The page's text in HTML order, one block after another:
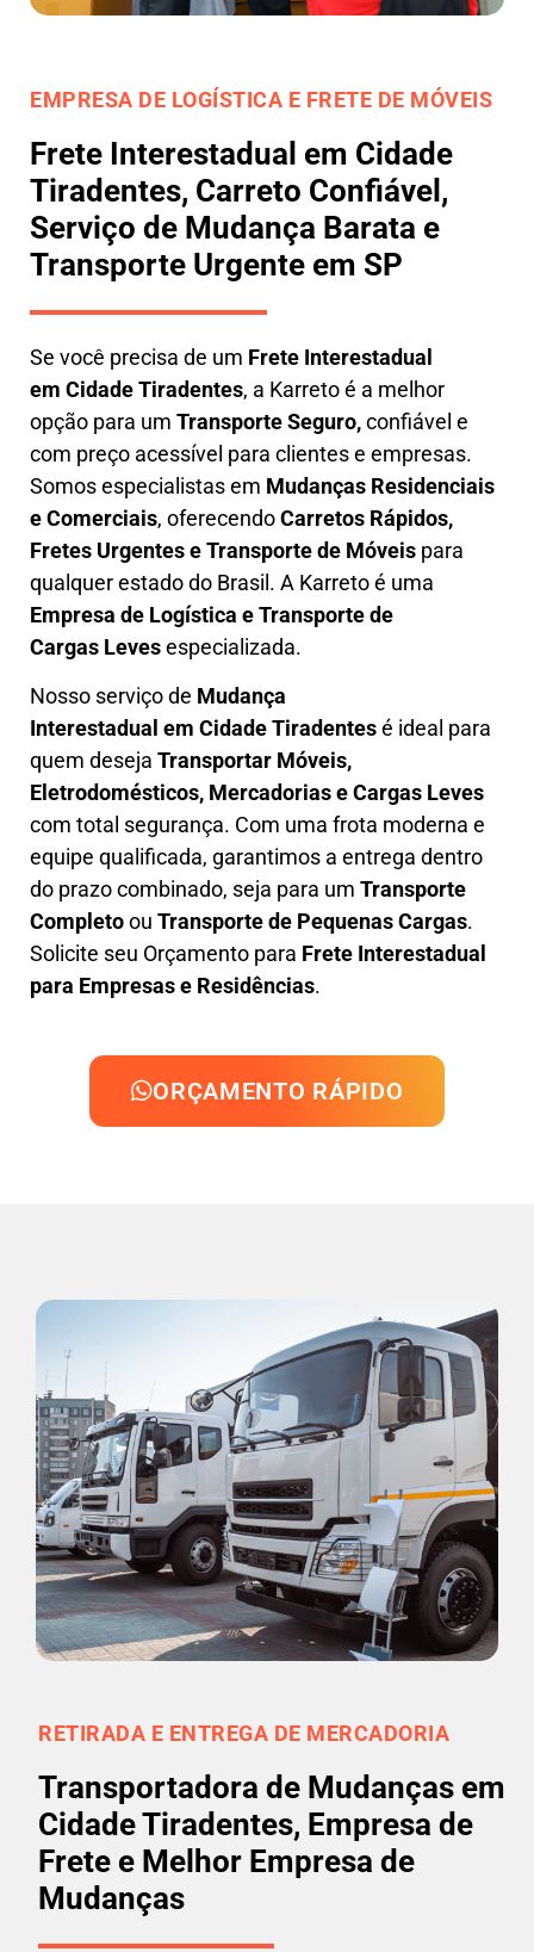
EMPRESA DE LOGÍSTICA E FRETE DE MÓVEIS
Frete Interestadual em Cidade
Tiradentes, Carreto Confiável,
Serviço de Mudança Barata e
Transporte Urgente em SP
Se você precisa de um Frete Interestadual
em Cidade Tiradentes, a Karreto é a melhor
opção para um Transporte Seguro,confiável e
com preço acessível para clientes e empresas.
Somos especialistas em Mudanças Residenciais
e Comerciais, oferecendoCarretos Rápidos,
Fretes Urgentes e Transporte de Móveis para
qualquer estado do Brasil. A Karretoé uma
Empresa de Logística e Transporte de
Cargas Levesespecializada.
Nosso serviço de Mudança
Interestadual em Cidade Tiradentesé ideal para
quem deseja Transportar Móveis,
Eletrodomésticos, Mercadorias e Cargas Leves
com total segurança. Com uma frota moderna e
equipe qualificada, garantimos a entrega dentro
do prazo combinado, seja para um Transporte
Completoou Transporte de Pequenas Cargas.
Solicite seu Orçamento para Frete Interestadual
para Empresas e Residências.
ORÇAMENTO RÁPIDO
RETIRADA E ENTREGA DE MERCADORIA
Transportadora de Mudanças em
Cidade Tiradentes, Empresa de
Frete e Melhor Empresa de
Mudanças